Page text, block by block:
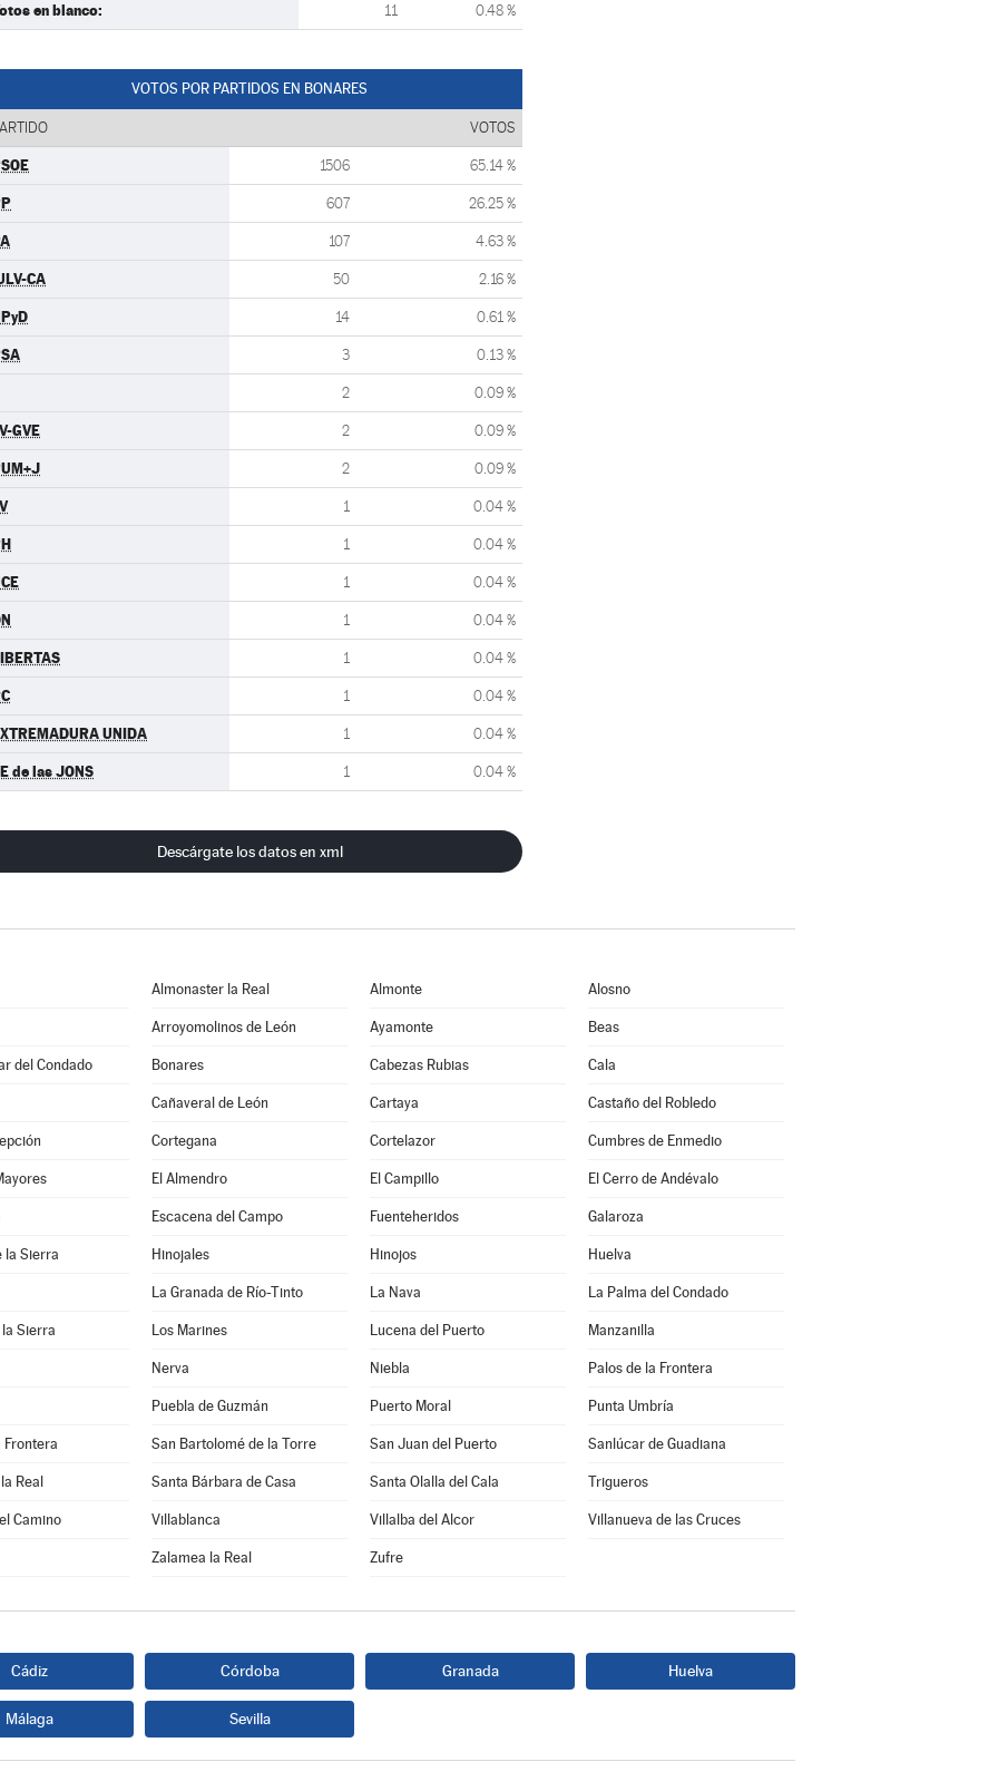
en blanco: 11 0.48 %
VOTOS POR PARTIDOS EN BONARES
VOTOS
1506 65.14 %
607 26.25 %
107 4.63 %
CA 50 2.16 %
14 0.61 %
3 0.13 %
2 0.09 %
GVE 2 0.09 %
2 0.09 %
1 0.04 %
1 0.04 %
1 0.04 %
1 0.04 %
1 0.04 %
1 0.04 %
UNIDA 1 0.04 %
de las JONS 1 0.04 %
Descárgate los datos en xml
Almonaster la Real Almonte Alosno
Arroyomolinos de León Ayamonte Beas
del Condado Bonares Cabezas Rubias Cala
Cañaveral de León Cartaya Castaño del Robledo
Cortegana Cortelazor Cumbres de Enmedio
El Almendro El Campillo El Cerro de Andévalo
Escacena del Campo Fuenteheridos Galaroza
la Sierra Hinojales Hinojos Huelva
La Granada de Río-Tinto La Nava La Palma del Condado
Sierra Los Marines Lucena del Puerto Manzanilla
Nerva Niebla Palos de la Frontera
Puebla de Guzmán Puerto Moral Punta Umbría
Frontera San Bartolomé de la Torre San Juan del Puerto Sanlúcar de Guadiana
Real Santa Bárbara de Casa Santa Olalla del Cala Trigueros
Camino Villablanca Villalba del Alcor Villanueva de las Cruces
Zalamea la Real Zufre
Cádiz Córdoba Granada Huelva
Málaga Sevilla